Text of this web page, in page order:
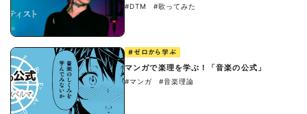
#DTM #歌ってみた
#ゼロから学ぶ
マンガで楽理を学ぶ！「音楽の公式」
#マンガ #音楽理論